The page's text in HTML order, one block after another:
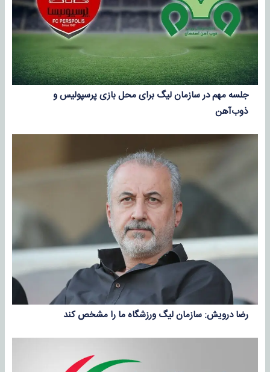
جلسه مهم در سازمان لیگ برای محل بازی پرسپولیس و
ذوب‌آهن
رضا درویش: سازمان لیگ ورزشگاه ما را مشخص کند